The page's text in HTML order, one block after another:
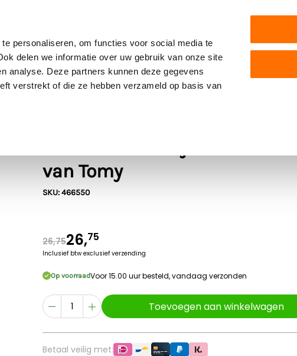
personaliseren, om functies voor social media te
delen we informatie over uw gebruik van onze site
analyse. Deze partners kunnen deze gegevens
verstrekt of die ze hebben verzameld op basis van
Toys Britains Kids Globe Jamara Overige Nieuw
van Tomy
SKU: 466550
26,7526,75
Inclusief btw exclusief verzending
Op voorraadVoor 15.00 uur besteld, vandaag verzonden
Toevoegen aan winkelwagen
Betaal veilig met: